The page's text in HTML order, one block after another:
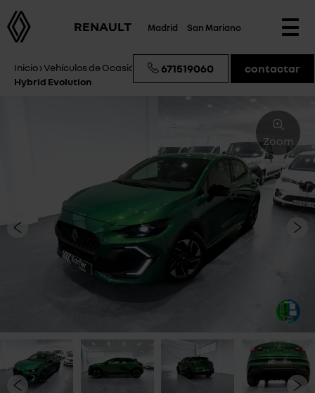
RENAULT Madrid San Mariano
Inicio›Vehículos de Ocasión
Renault Clio VI 160 E-Tech Full
Hybrid Evolution
671519060 contactar
Zoom